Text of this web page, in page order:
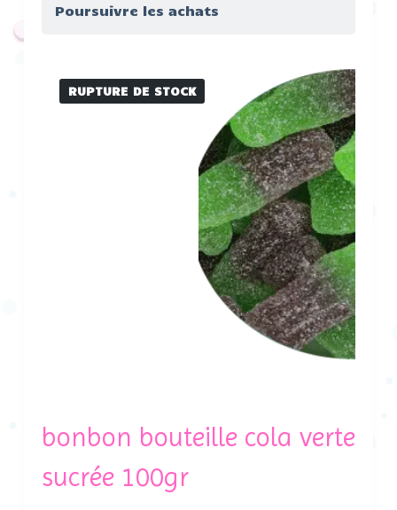
Poursuivre les achats
RUPTURE DE STOCK
bonbon bouteille cola verte
sucrée 100gr